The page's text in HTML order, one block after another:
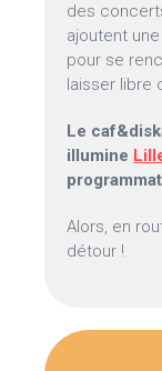
des
ajoutent
pour se
laisser libre
Le
illumine
Alors, en
détour !